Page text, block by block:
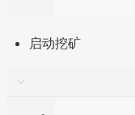
启动挖矿